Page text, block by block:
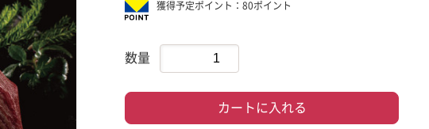
獲得予定ポイント：80ポイント
数量
カートに入れる